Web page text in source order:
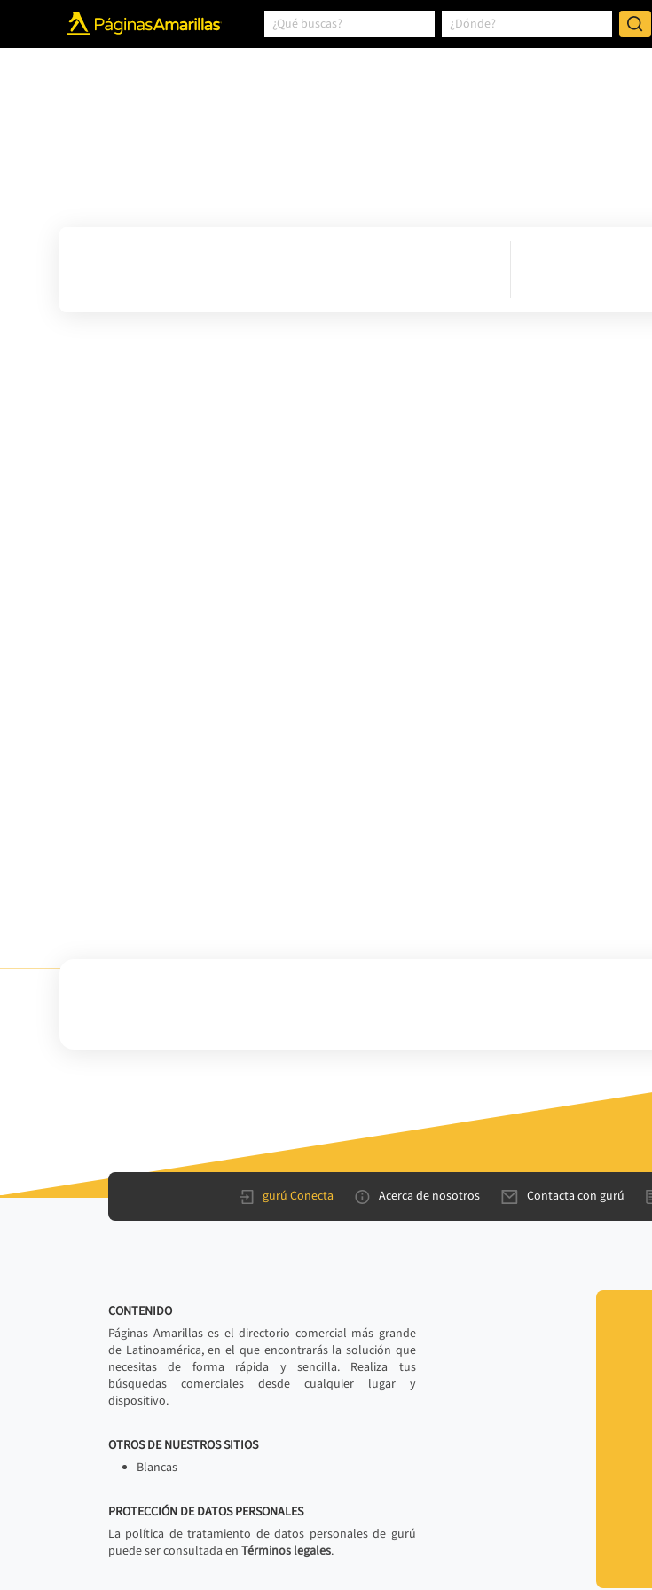
gurú Conecta Acerca de nosotros Contacta con gurú
CONTENIDO
Páginas Amarillas es el directorio comercial más grande
de Latinoamérica, en el que encontrarás la solución que
necesitas de forma rápida y sencilla. Realiza tus
búsquedas comerciales desde cualquier lugar y
dispositivo.
OTROS DE NUESTROS SITIOS
Blancas
PROTECCIÓN DE DATOS PERSONALES
La política de tratamiento de datos personales de gurú
puede ser consultada en Términos legales.